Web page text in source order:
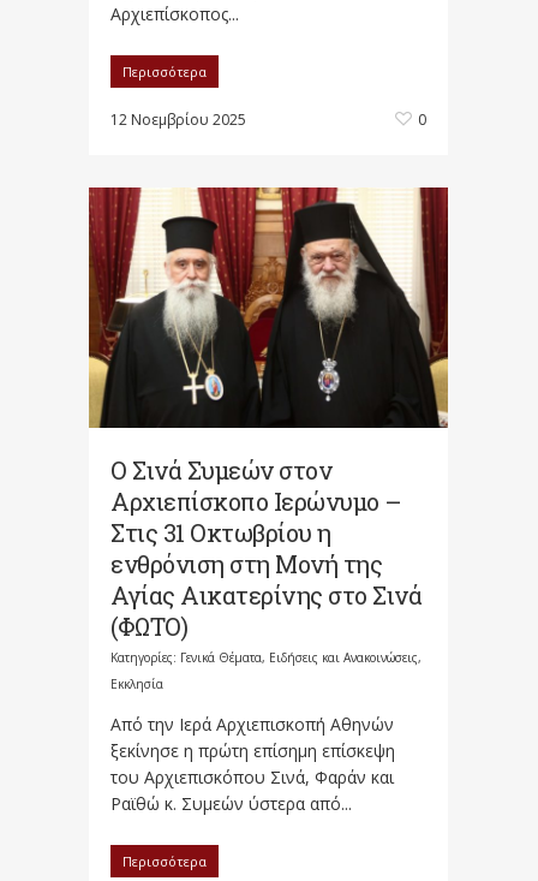
Αρχιεπίσκοπος...
Περισσότερα
12 Νοεμβρίου 2025 0
Ο Σινά Συμεών στον
Αρχιεπίσκοπο Ιερώνυμο –
Στις 31 Οκτωβρίου η
ενθρόνιση στη Μονή της
Αγίας Αικατερίνης στο Σινά
(ΦΩΤΟ)
Κατηγορίες: Γενικά Θέματα, Ειδήσεις και Ανακοινώσεις,
Εκκλησία
Από την Ιερά Αρχιεπισκοπή Αθηνών
ξεκίνησε η πρώτη επίσημη επίσκεψη
του Αρχιεπισκόπου Σινά, Φαράν και
Ραϊθώ κ. Συμεών ύστερα από...
Περισσότερα